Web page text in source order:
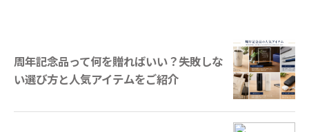
周年記念品って何を贈ればいい？失敗しな
い選び方と人気アイテムをご紹介